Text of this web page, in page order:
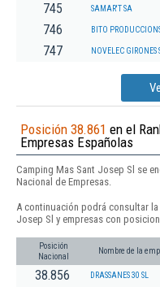
745 SAMAR'T SA
746 BITO
747 NOVELEC GIRONES
Posición 38.861 en el
Empresas Españolas
Camping Mas Sant Josep Sl se
Nacional de Empresas.
A continuación podrá consultar
Josep Sl y empresas con
Posición
Nacional
Nombre de la
38.856 DRASSANES 30 SL